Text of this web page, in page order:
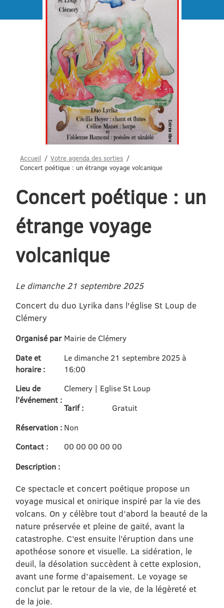
Menu
Accueil
Votre agenda des sorties
Concert poétique : un étrange voyage volcanique
Concert poétique : un
étrange voyage
volcanique
Le dimanche 21 septembre 2025
Concert du duo Lyrika dans l'église St Loup de
Clémery
Organisé par Mairie de Clémery
Date et
horaire :
Le dimanche 21 septembre 2025 à
16:00
Lieu de
l'événement :
Clemery | Eglise St Loup
Tarif :
Gratuit
Réservation : Non
Contact :
00 00 00 00 00
Description :
Ce spectacle et concert poétique propose un
voyage musical et onirique inspiré par la vie des
volcans. On y célèbre tout d’abord la beauté de la
nature préservée et pleine de gaité, avant la
catastrophe. C’est ensuite l’éruption dans une
apothéose sonore et visuelle. La sidération, le
deuil, la désolation succèdent à cette explosion,
avant une forme d’apaisement. Le voyage se
conclut par le retour de la vie, de la légèreté et
de la joie.